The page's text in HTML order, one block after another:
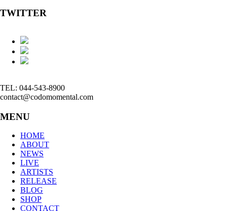
TWITTER
TEL: 044-543-8900
contact@codomomental.com
MENU
HOME
ABOUT
NEWS
LIVE
ARTISTS
RELEASE
BLOG
SHOP
CONTACT